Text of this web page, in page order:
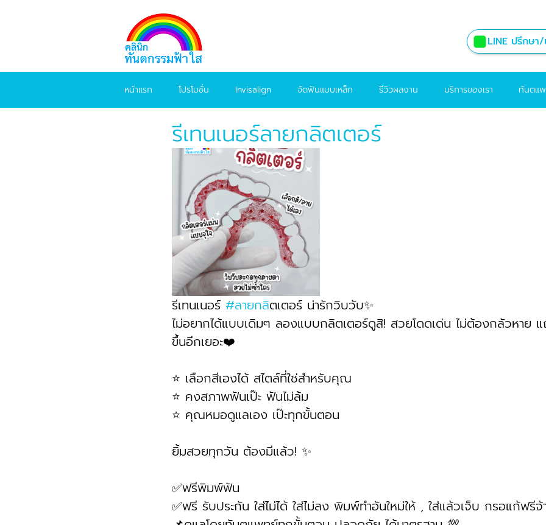
LINE ปรึกษา
หน้าแรก โปรโมชั่น Invisalign จัดฟันแบบเหล็ก รีวิวผลงาน บริการของเรา ทันตแพ
รีเทนเนอร์ลายกลิตเตอร์
รีเทนเนอร์ #ลายกลิตเตอร์ น่ารักวิบวับ✨
ไม่อยากได้แบบเดิมๆ ลองแบบกลิตเตอร์ดูสิ! สวยโดดเด่น ไม่ต้องกลัวหาย แ
ขึ้นอีกเยอะ❤️
⭐ เลือกสีเองได้ สไตล์ที่ใช่สำหรับคุณ
⭐ คงสภาพฟันเป๊ะ ฟันไม่ล้ม
⭐ คุณหมอดูแลเอง เป๊ะทุกขั้นตอน
ยิ้มสวยทุกวัน ต้องมีแล้ว! ✨
✅ฟรีพิมพ์ฟัน
✅ฟรี รับประกัน ใส่ไม่ได้ ใส่ไม่ลง พิมพ์ทำอันใหม่ให้ , ใส่แล้วเจ็บ กรอแก้ฟรีจ้